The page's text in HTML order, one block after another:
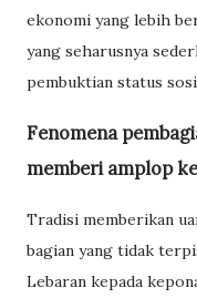
ekonomi yang lebih
yang seharusnya
pembuktian status
Fenomena
memberi amplop
Tradisi memberikan
bagian yang tidak
Lebaran kepada